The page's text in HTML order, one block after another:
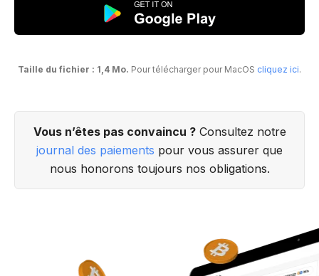
Taille du fichier : 1,4 Mo. Pour télécharger pour MacOS cliquez ici.
Vous n’êtes pas convaincu ?Consultez notre
journal des paiements pour vous assurer que
nous honorons toujours nos obligations.